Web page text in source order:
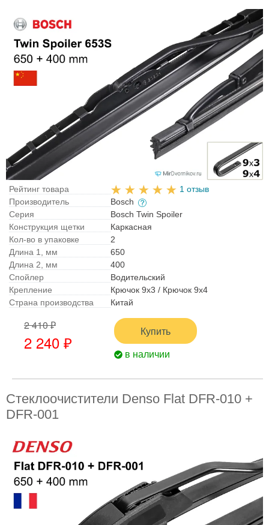
Рейтинг товара
1 отзыв
Производитель
Bosch
Серия
Bosch Twin Spoiler
Конструкция щетки
Каркасная
Кол-во в упаковке
2
Длина 1, мм
650
Длина 2, мм
400
Спойлер
Водительский
Крепление
Крючок 9x3 / Крючок 9x4
Страна производства
Китай
2 410 ₽
2 240 ₽
Купить
в наличии
Стеклоочистители Denso Flat DFR-010 +
DFR-001